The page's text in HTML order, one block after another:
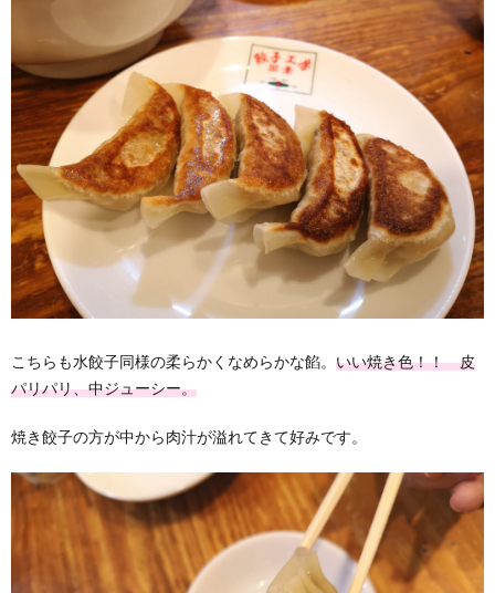
こちらも水餃子同様の柔らかくなめらかな餡。 いい焼き色！！ 皮
パリパリ、中ジューシー。
焼き餃子の方が中から肉汁が溢れてきて好みです。